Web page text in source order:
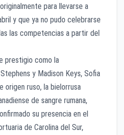
para llevarse a
y que ya no pudo celebrarse
las competencias a partir del
prestigio como la
y Madison Keys, Sofia
origen ruso, la bielorrusa
de sangre rumana,
su presencia en el
de Carolina del Sur,